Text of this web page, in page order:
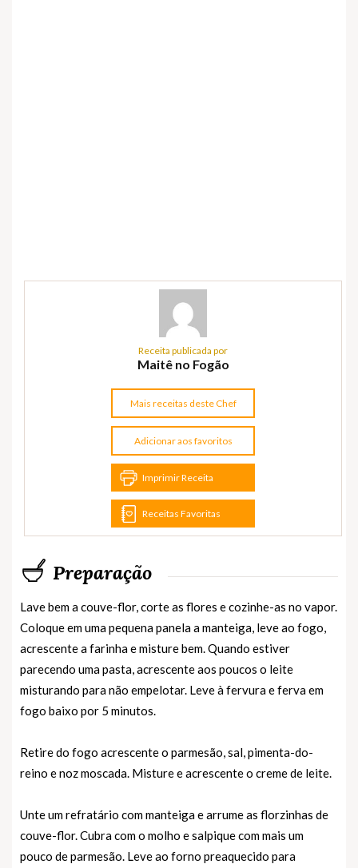
Receita publicada por
Maitê no Fogão
Mais receitas deste Chef
Adicionar aos favoritos
Imprimir Receita
Receitas Favoritas
Preparação
Lave bem a couve-flor, corte as flores e cozinhe-as no vapor.
Coloque em uma pequena panela a manteiga, leve ao fogo,
acrescente a farinha e misture bem. Quando estiver
parecendo uma pasta, acrescente aos poucos o leite
misturando para não empelotar. Leve à fervura e ferva em
fogo baixo por 5 minutos.
Retire do fogo acrescente o parmesão, sal, pimenta-do-
reino e noz moscada. Misture e acrescente o creme de leite.
Unte um refratário com manteiga e arrume as florzinhas de
couve-flor. Cubra com o molho e salpique com mais um
pouco de parmesão. Leve ao forno preaquecido para